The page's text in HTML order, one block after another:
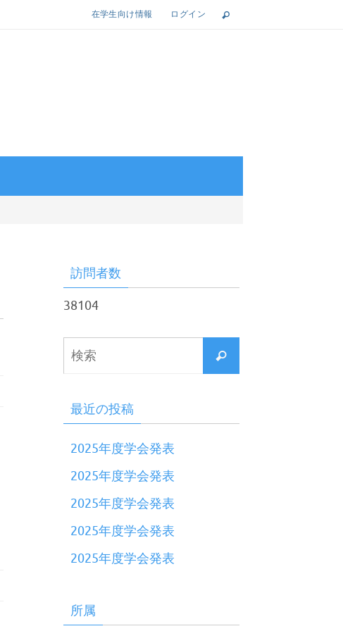
在学生向け情報 ログイン
訪問者数
38104
最近の投稿
2025年度学会発表
2025年度学会発表
2025年度学会発表
2025年度学会発表
2025年度学会発表
所属